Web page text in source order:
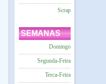
Scrap
SEMANAS
Domingo
Segunda-Feira
Terca-Feira